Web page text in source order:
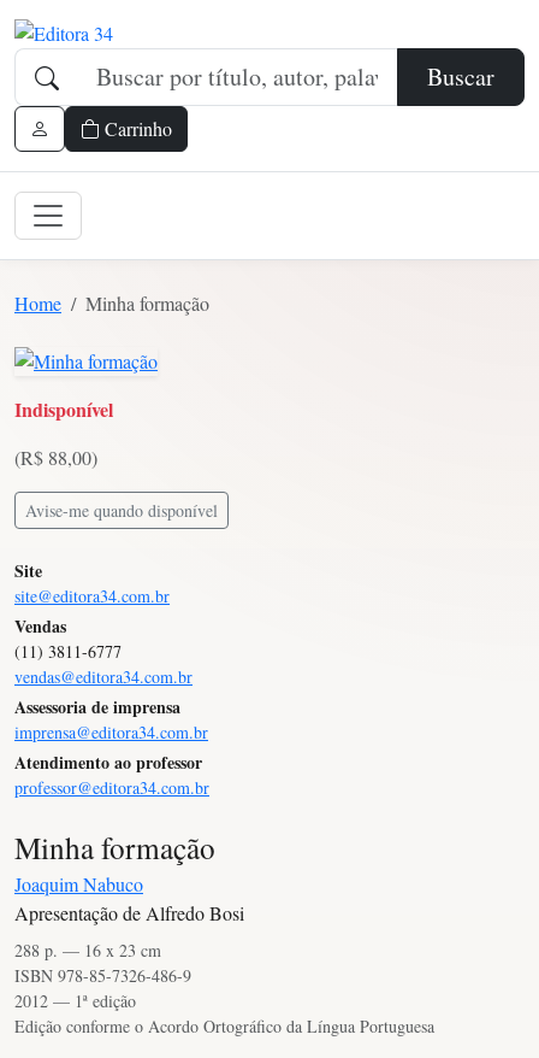
Buscar
Carrinho
Home Minha formação
Indisponível
(R$ 88,00)
Avise-me quando disponível
Site
site@editora34.com.br
Vendas
(11) 3811-6777
vendas@editora34.com.br
Assessoria de imprensa
imprensa@editora34.com.br
Atendimento ao professor
professor@editora34.com.br
Minha formação
Joaquim Nabuco
Apresentação de Alfredo Bosi
288 p. — 16 x 23 cm
ISBN 978-85-7326-486-9
2012 — 1ª edição
Edição conforme o Acordo Ortográfico da Língua Portuguesa